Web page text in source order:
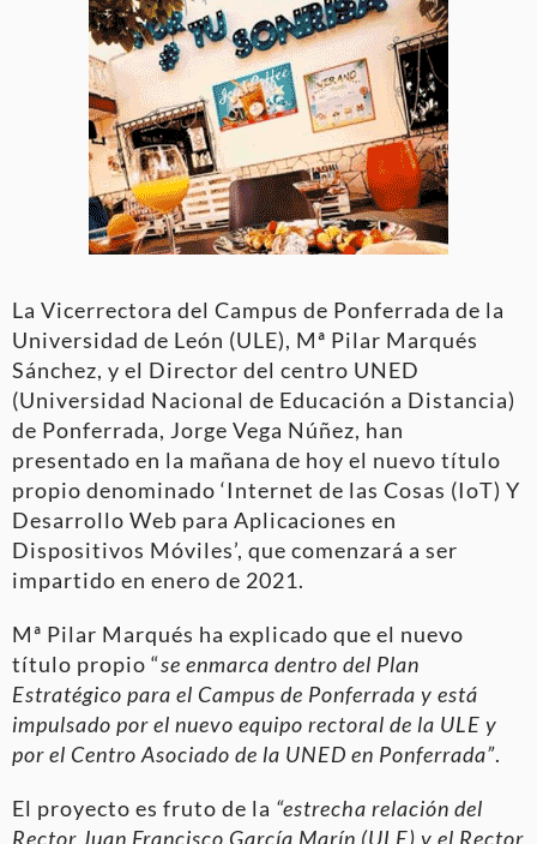
La Vicerrectora del Campus de Ponferrada de la
Universidad de León (ULE), Mª Pilar Marqués
Sánchez, y el Director del centro UNED
(Universidad Nacional de Educación a Distancia)
de Ponferrada, Jorge Vega Núñez, han
presentado en la mañana de hoy el nuevo título
propio denominado ‘Internet de las Cosas (IoT) Y
Desarrollo Web para Aplicaciones en
Dispositivos Móviles’, que comenzará a ser
impartido en enero de 2021.
Mª Pilar Marqués ha explicado que el nuevo
título propio “se enmarca dentro del Plan
Estratégico para el Campus de Ponferrada y está
impulsado por el nuevo equipo rectoral de la ULE y
por el Centro Asociado de la UNED en Ponferrada”.
El proyecto es fruto de la “estrecha relación del
Rector Juan Francisco García Marín (ULE) y el Rector